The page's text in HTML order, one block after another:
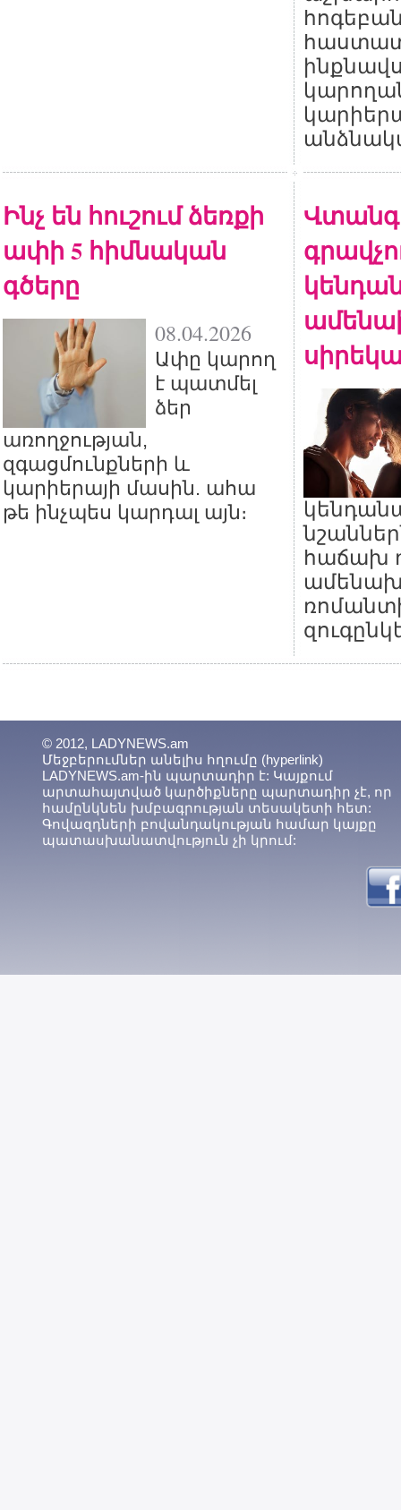
Ինչ են հուշում ձեռքի
ափի 5 հիմնական
գծերը
08.04.2026
Ափը կարող
է պատմել
ձեր
առողջության,
զգացմունքների և
կարիերայի մասին. ահա
թե ինչպես կարդալ այն։
հաճախ
© 2012, LADYNEWS.am
Մեջբերումներ անելիս հղումը (hyperlink)
LADYNEWS.am-ին պարտադիր է: Կայքում
արտահայտված կարծիքները պարտադիր չէ, որ
համընկնեն խմբագրության տեսակետի հետ:
Գովազդների բովանդակության համար կայքը
պատասխանատվություն չի կրում: